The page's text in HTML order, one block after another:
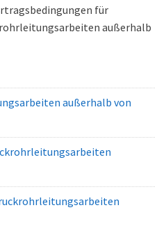
für
außerhalb
außerhalb von